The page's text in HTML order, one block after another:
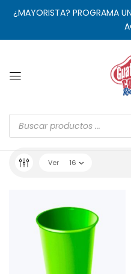
¿MAYORISTA? PROGRAMA
Ver 16